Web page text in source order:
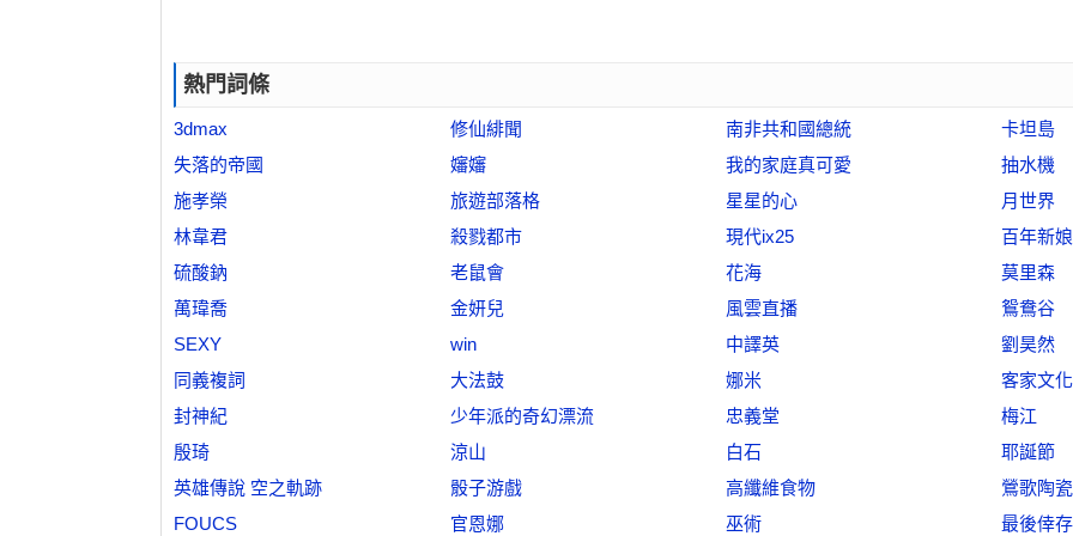
熱門詞條
3dmax 修仙緋聞 南非共和國總統
卡坦島
失落的帝國
嬸嬸 我的家庭真可愛
抽水機
施孝榮
旅遊部落格 星星的心
月世界
林韋君
殺戮都市 現代ix25
百年新娘
硫酸鈉
老鼠會 花海
莫里森
萬瑋喬
金妍兒 風雲直播
鴛鴦谷
SEXY
win 中譯英
劉昊然
同義複詞
大法鼓 娜米
客家文化
封神紀
少年派的奇幻漂流 忠義堂
梅江
殷琦
涼山 白石
耶誕節
英雄傳說 空之軌跡
骰子游戲 高纖維食物
鶯歌陶瓷
FOUCS
官恩娜 巫術 最後倖